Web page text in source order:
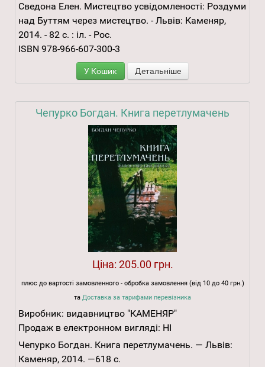
Сведона Елен. Мистецтво усвідомленості: Роздуми
над Буттям через мистецтво. - Львів: Каменяр,
2014. - 82 с. : іл. - Рос.
ISBN 978-966-607-300-3
У Кошик Детальніше
Чепурко Богдан. Книга перетлумачень
Ціна: 205.00 грн.
плюс до вартості замовленного - обробка замовлення (від 10 до 40 грн.)
та Доставка за тарифами перевізника
Виробник: видавництво "КАМЕНЯР"
Продаж в електронном вигляді: НІ
Чепурко Богдан. Книга перетлумачень. — Львів:
Каменяр, 2014. —618 с.